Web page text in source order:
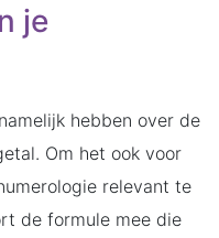
je
hebben over de
Om het ook voor
relevant te
de formule mee die